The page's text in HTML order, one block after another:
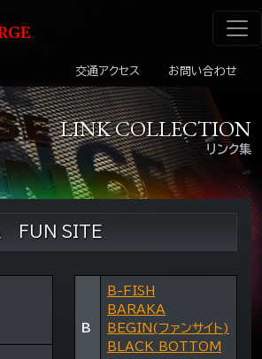
メインナビゲーショ
GE
交通アクセス お問い合わせ
リンク集
LINK COLLECTION
FUN SITE
B
B-FISH
BARAKA
BEGIN(ファンサイト)
BLACK BOTTOM